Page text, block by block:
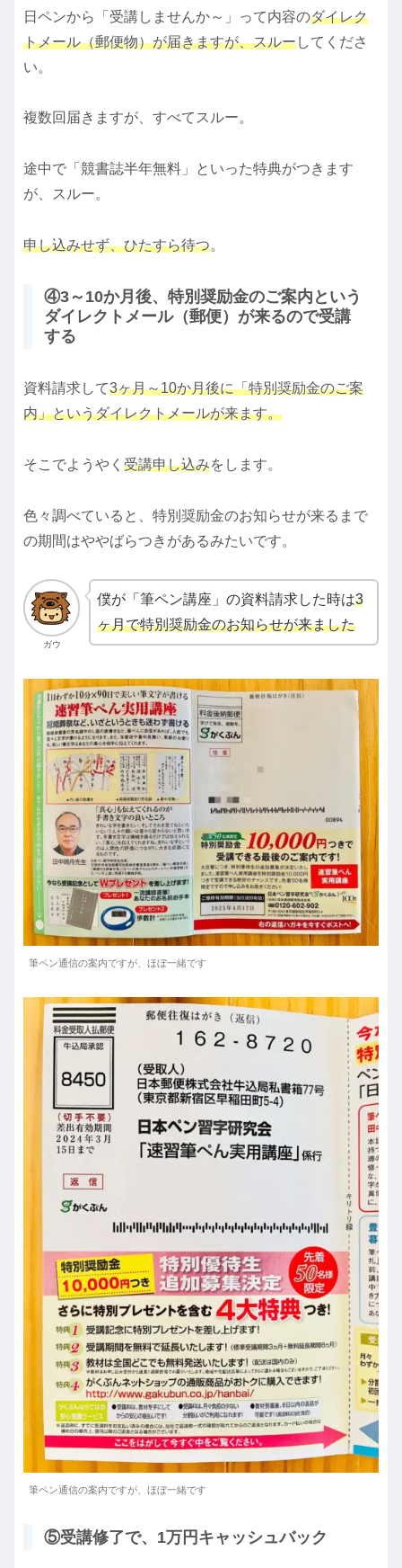
日ペンから「受講しませんか～」って内容のダイレク
トメール（郵便物）が届きますが、スルーしてくださ
い。
複数回届きますが、すべてスルー。
途中で「競書誌半年無料」といった特典がつきます
が、スルー。
申し込みせず、ひたすら待つ。
④3～10か月後、特別奨励金のご案内という
ダイレクトメール（郵便）が来るので受講
する
資料請求して3ヶ月～10か月後に「特別奨励金のご案
内」というダイレクトメールが来ます。
そこでようやく 受講申し込みをします。
色々調べていると、特別奨励金のお知らせが来るまで
の期間はややばらつきがあるみたいです。
ガウ
僕が「筆ペン講座」の資料請求した時は3
ヶ月で特別奨励金のお知らせが来ました
筆ペン通信の案内ですが、ほぼ一緒です
筆ペン通信の案内ですが、ほぼ一緒です
⑤受講修了で、1万円キャッシュバック